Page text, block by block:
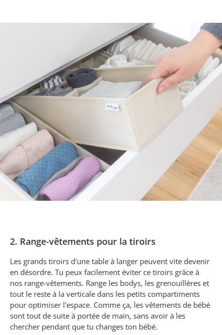
2. Range-vêtements pour la tiroirs
Les grands tiroirs d'une table à langer peuvent vite devenir
en désordre. Tu peux facilement éviter ce tiroirs grâce à
nos range-vêtements. Range les bodys, les grenouillères et
tout le reste à la verticale dans les petits compartiments
pour optimiser l'espace. Comme ça, les vêtements de bébé
sont tout de suite à portée de main, sans avoir à les
chercher pendant que tu changes ton bébé.